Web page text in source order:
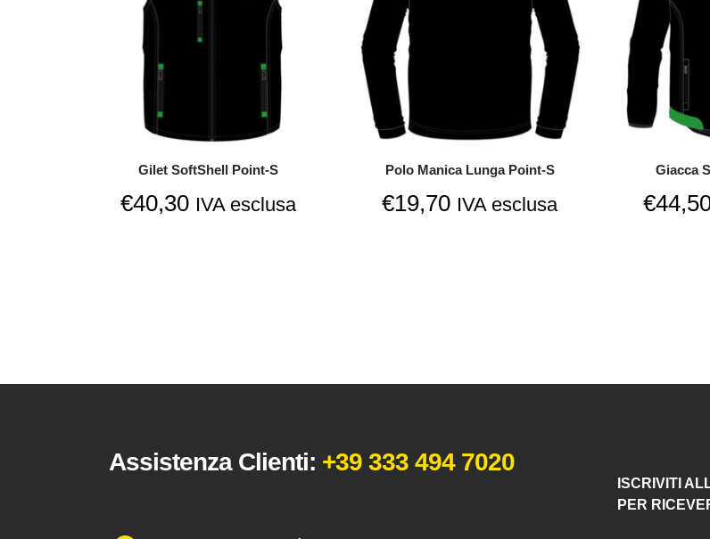
Gilet SoftShell Point-S
€40,30 IVA esclusa
Polo Manica Lunga Point-S
€19,70 IVA esclusa
Giacca
€
Assistenza Clienti: +39 333 494 7020
ISCRIVITI
PER